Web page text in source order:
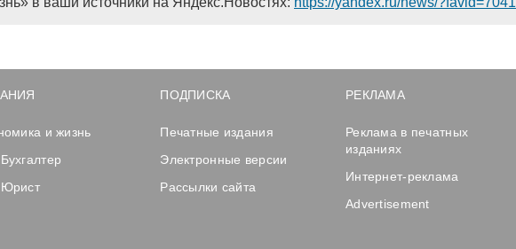
и жизнь
ПОДПИСКА
Печатные издания
Электронные версии
Рассылки сайта
РЕКЛАМА
Реклама в печатных
изданиях
Интернет-реклама
Advertisement